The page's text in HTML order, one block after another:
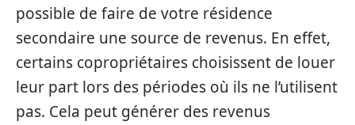
possible de faire de votre résidence
secondaire une source de revenus. En effet,
certains copropriétaires choisissent de louer
leur part lors des périodes où ils ne l’utilisent
pas. Cela peut générer des revenus